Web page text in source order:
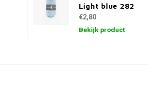
Light blue 282
€2,80
Bekijk product